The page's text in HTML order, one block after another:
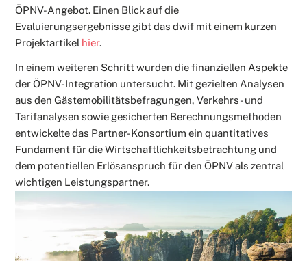
ÖPNV-Angebot. Einen Blick auf die
Evaluierungsergebnisse gibt das dwif mit einem kurzen
Projektartikel hier.
In einem weiteren Schritt wurden die finanziellen Aspekte
der ÖPNV-Integration untersucht. Mit gezielten Analysen
aus den Gästemobilitätsbefragungen, Verkehrs- und
Tarifanalysen sowie gesicherten Berechnungsmethoden
entwickelte das Partner-Konsortium ein quantitatives
Fundament für die Wirtschaftlichkeitsbetrachtung und
dem potentiellen Erlösanspruch für den ÖPNV als zentral
wichtigen Leistungspartner.